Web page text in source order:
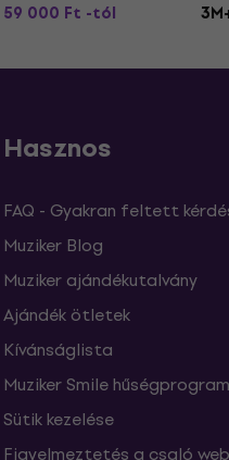
59 000 Ft -tól
Hasznos
FAQ - Gyakran feltett
Muziker Blog
Muziker ajándékutalvány
Ajándék ötletek
Kívánságlista
Muziker Smile hűségprogram
Sütik kezelése
Figyelmeztetés a csaló